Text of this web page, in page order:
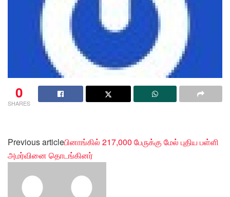
0
SHARES
Previous articleபினாங்கில் 217,000 பேருக்கு மேல் புதிய பள்ளி
அமர்வினை தொடங்கினர்